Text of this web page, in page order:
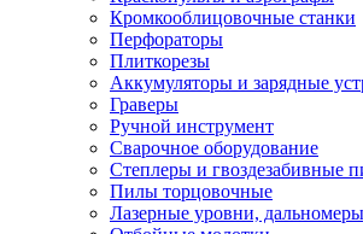
Кромкооблицовочные станки
Перфораторы
Плиткорезы
Аккумуляторы и зарядные
Граверы
Ручной инструмент
Сварочное оборудование
Степлеры и гвоздезабивные
Пилы торцовочные
Лазерные уровни,